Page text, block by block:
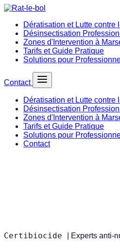
Dératisation et Lutte contre
Désinsectisation
Zones d'Intervention à
Tarifs et Guide Pratique
Solutions pour
Contact
Dératisation et Lutte contre
Désinsectisation
Zones d'Intervention à
Tarifs et Guide Pratique
Solutions pour
Contact
Certibiocide Experts anti-